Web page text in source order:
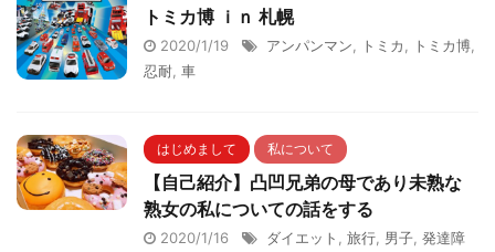
トミカ博 ｉｎ 札幌
2020/1/19 アンパンマン トミカ トミカ博
忍耐 車
はじめまして 私について
【自己紹介】凸凹兄弟の母であり未熟な
熟女の私についての話をする
2020/1/16 ダイエット 旅行 男子 発達障